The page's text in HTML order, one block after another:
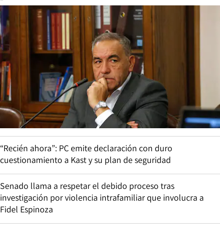
“Recién ahora”: PC emite declaración con duro
cuestionamiento a Kast y su plan de seguridad
Senado llama a respetar el debido proceso tras
investigación por violencia intrafamiliar que involucra a
Fidel Espinoza